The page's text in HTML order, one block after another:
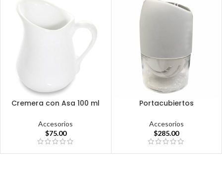
Cremera con Asa 100 ml
Accesorios
$75.00
Portacubiertos
Accesorios
$285.00